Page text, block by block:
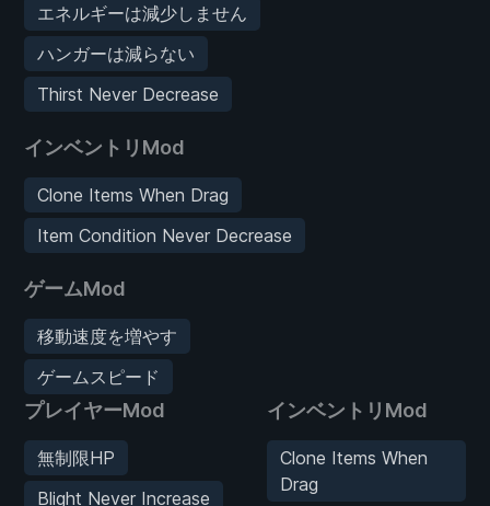
エネルギーは減少しません
ハンガーは減らない
Thirst Never Decrease
インベントリMod
Clone Items When Drag
Item Condition Never Decrease
ゲームMod
移動速度を増やす
ゲームスピード
プレイヤーMod
無制限HP
Blight Never Increase
インベントリMod
Clone Items When
Drag